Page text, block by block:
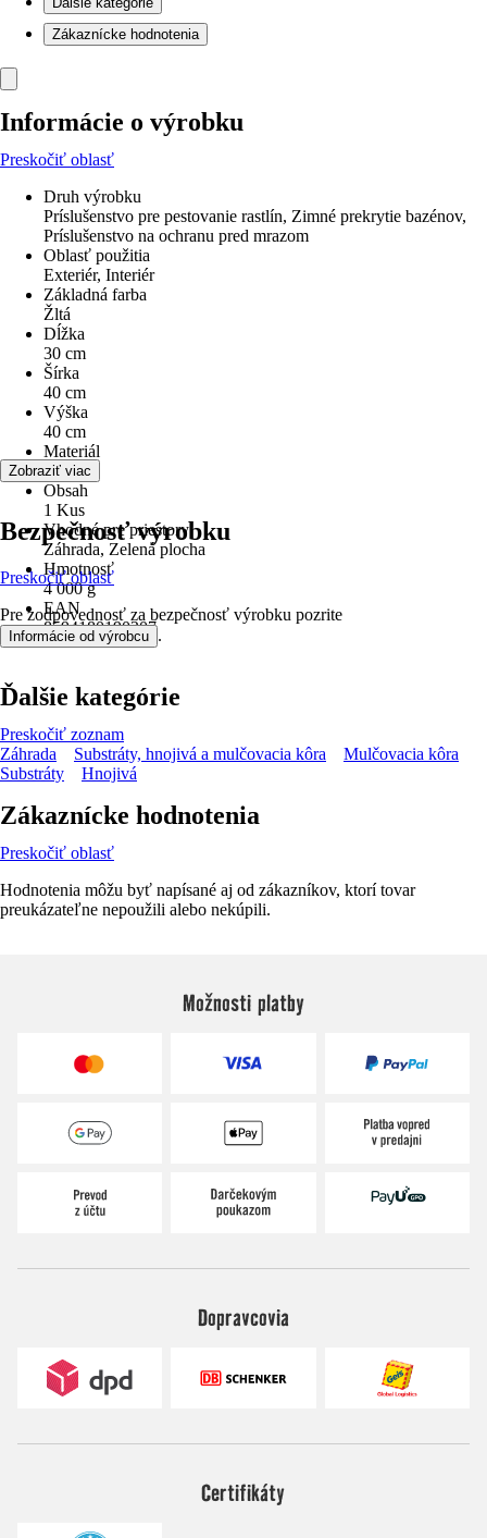
Zákaznícke hodnotenia
Informácie o výrobku
Preskočiť oblasť
Druh výrobku
Príslušenstvo pre pestovanie rastlín, Zimné prekrytie bazénov,
Príslušenstvo na ochranu pred mrazom
Oblasť použitia
Exteriér, Interiér
Základná farba
Žltá
Dĺžka
30 cm
Šírka
40 cm
Výška
40 cm
Materiál
Slama
Obsah
1 Kus
Vhodné pre priestory
Záhrada, Zelená plocha
Hmotnosť
4 000 g
EAN
8594180190207
Zobraziť viac
Bezpečnosť výrobku
Preskočiť oblasť
Pre zodpovednosť za bezpečnosť výrobku pozrite
Informácie od výrobcu .
Ďalšie kategórie
Preskočiť zoznam
Záhrada
Substráty, hnojivá a mulčovacia kôra
Mulčovacia kôra
Substráty
Hnojivá
Zákaznícke hodnotenia
Preskočiť oblasť
Hodnotenia môžu byť napísané aj od zákazníkov, ktorí tovar
preukázateľne nepoužili alebo nekúpili.
Možnosti platby
Dopravcovia
Certifikáty